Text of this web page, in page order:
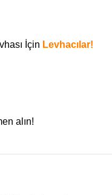
İçin Levhacılar!
alın!